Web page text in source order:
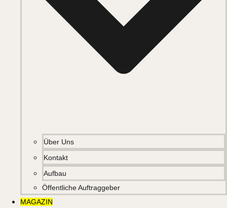
Über Uns
Kontakt
Aufbau
Öffentliche Auftraggeber
MAGAZIN